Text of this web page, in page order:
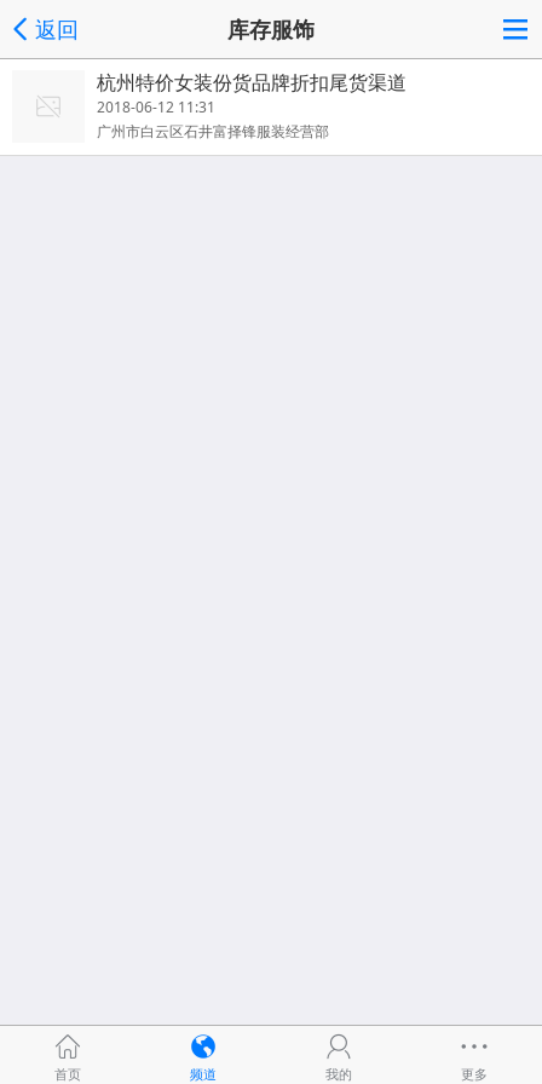
返回 库存服饰
杭州特价女装份货品牌折扣尾货渠道
2018-06-12 11:31
广州市白云区石井富择锋服装经营部
首页 频道 我的 更多